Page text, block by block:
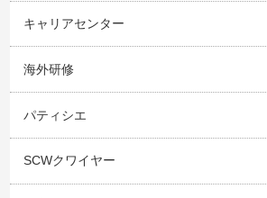
キャリアセンター
海外研修
パティシエ
SCWクワイヤー